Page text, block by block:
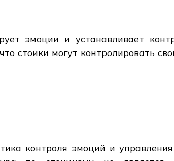
эмоции и устанавливает
стоики могут контролировать
контроля эмоций и